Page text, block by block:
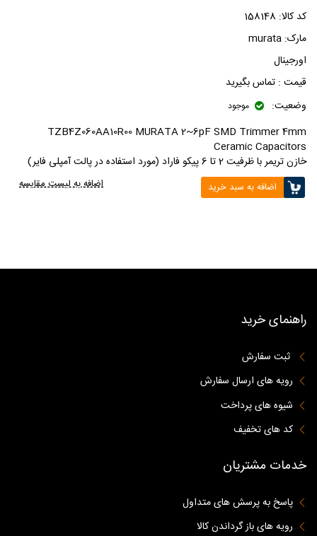
کد کالا: 158148
مارک: murata
اورجینال
قیمت : تماس بگیرید
وضعیت:
موجود
TZB4Z060AA10R00 MURATA 2~6pF SMD Trimmer 4mm
Ceramic Capacitors
خازن تریمر با ظرفیت 2 تا 6 پیکو فاراد (مورد استفاده در پالت آمپلی فایر)
اضافه به سبد خرید اضافه به لیست مقایسه
راهنمای خرید
ثبت سفارش
رویه های ارسال سفارش
شیوه های پرداخت
کد های تخفیف
خدمات مشتریان
پاسخ به پرسش های متداول
رویه های باز گرداندن کالا